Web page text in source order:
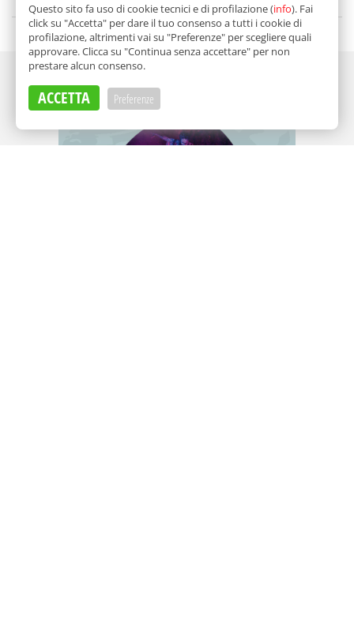
diGabriella Di Carlo
Questo sito fa uso di cookie tecnici e di profilazione (info). Fai
click su "Accetta" per dare il tuo consenso a tutti i cookie di
profilazione, altrimenti vai su "Preferenze" per scegliere quali
approvare. Clicca su "Continua senza accettare" per non
prestare alcun consenso.
ACCETTA Preferenze